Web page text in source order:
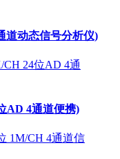
道动态信号分析仪)
AD 4通道便携)